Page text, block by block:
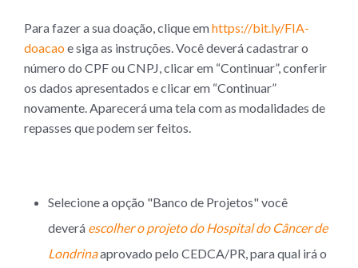
Para fazer a sua doação, clique emhttps://bit.ly/FIA-
doacao e siga as instruções. Você deverá cadastrar o
número do CPF ou CNPJ, clicar em “Continuar”, conferir
os dados apresentados e clicar em “Continuar”
novamente. Aparecerá uma tela com as modalidades de
repasses que podem ser feitos.
Selecione a opção "Banco de Projetos" você
deverá escolher o projeto do Hospital do Câncer de
Londrinaaprovado pelo CEDCA/PR, para qual irá o